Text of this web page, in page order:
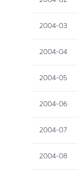
2004-03
2004-04
2004-05
2004-06
2004-07
2004-08